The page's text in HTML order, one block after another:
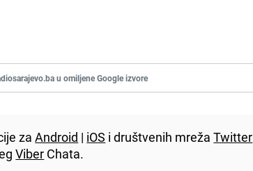
u omiljene Google izvore
zaAndroid | iOS i društvenih mrežaTwitter
Viber Chata.